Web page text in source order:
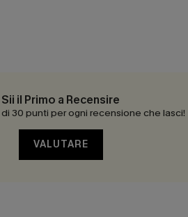
Sii il Primo a Recensire
30 punti per ogni recensione che lasci!
VALUTARE